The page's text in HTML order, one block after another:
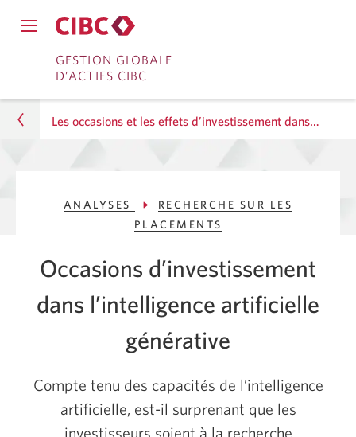
Services
bancaires
contenu
navigation
principal.
GESTION GLOBALE
D’ACTIFS CIBC
Fermer
Gestion d’actifs
Analyses
l’IA
Les occasions et les effets d’investissement dans l’IA
ANALYSES
RECHERCHE SUR LES
PLACEMENTS
Occasions d’investissement
dans l’intelligence artificielle
générative
Compte tenu des capacités de l’intelligence
artificielle, est-il surprenant que les
investisseurs soient à la recherche